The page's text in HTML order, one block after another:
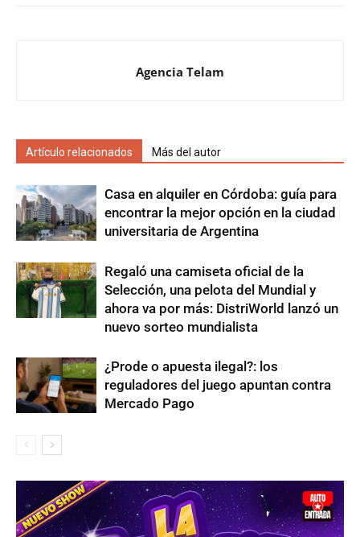
Agencia Telam
Artículo relacionados Más del autor
Casa en alquiler en Córdoba: guía para
encontrar la mejor opción en la ciudad
universitaria de Argentina
Regaló una camiseta oficial de la
Selección, una pelota del Mundial y
ahora va por más: DistriWorld lanzó un
nuevo sorteo mundialista
¿Prode o apuesta ilegal?: los
reguladores del juego apuntan contra
Mercado Pago